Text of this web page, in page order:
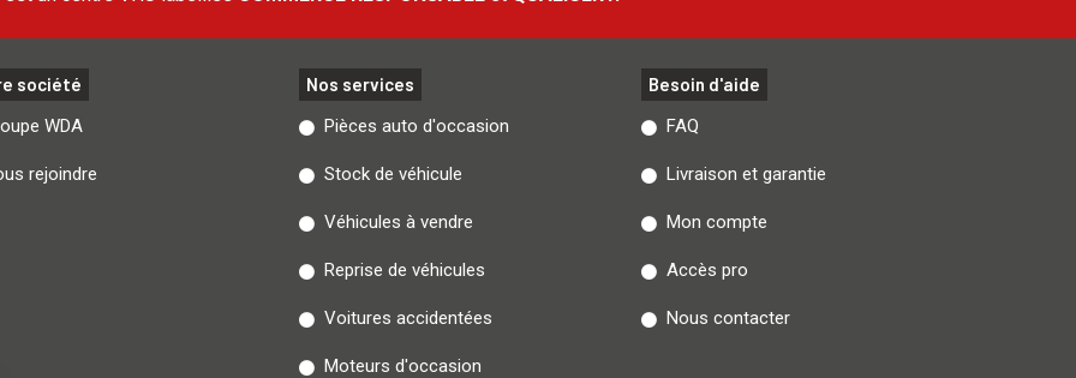
société
WDA
rejoindre
Nos services
Pièces auto d'occasion
Stock de véhicule
Véhicules à vendre
Reprise de véhicules
Voitures accidentées
Moteurs d'occasion
Besoin d'aide
FAQ
Livraison et garantie
Mon compte
Accès pro
Nous contacter